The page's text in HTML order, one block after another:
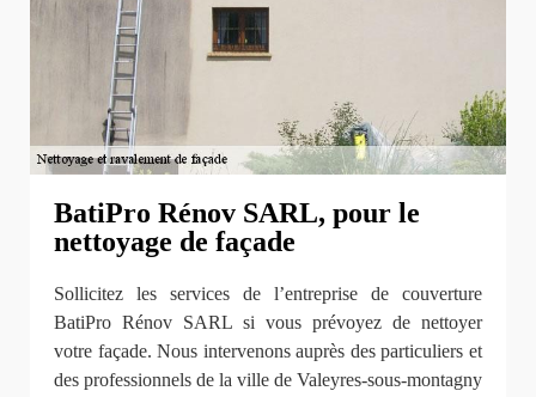
BatiPro Rénov SARL, pour le
nettoyage de façade
Sollicitez les services de l’entreprise de couverture
BatiPro Rénov SARL si vous prévoyez de nettoyer
votre façade. Nous intervenons auprès des particuliers et
des professionnels de la ville de Valeyres-sous-montagny